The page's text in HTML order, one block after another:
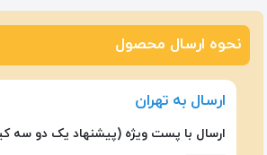
نحوه ارسال محصول
ارسال به تهران
ارسال با پست ویژه (پیشنهاد یک دو سه